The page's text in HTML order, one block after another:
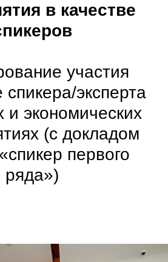
в качестве
участия
спикера/эксперта
и экономических
(с докладом
первого
ряда»)